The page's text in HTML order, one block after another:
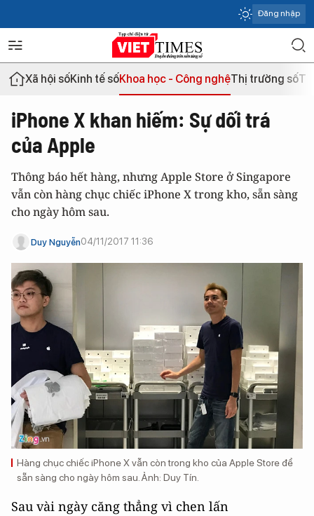
Đăng nhập
Xã hội sốKinh tế sốKhoa học - Công nghệThị trường số
iPhone X khan hiếm: Sự dối trá
của Apple
Thông báo hết hàng, nhưng Apple Store ở Singapore
vẫn còn hàng chục chiếc iPhone X trong kho, sẵn sàng
cho ngày hôm sau.
Duy Nguyễn04/11/2017 11:36
Hàng chục chiếc iPhone X vẫn còn trong kho của Apple Store để
sẵn sàng cho ngày hôm sau. Ảnh: Duy Tín.
Sau vài ngày căng thẳng vì chen lấn